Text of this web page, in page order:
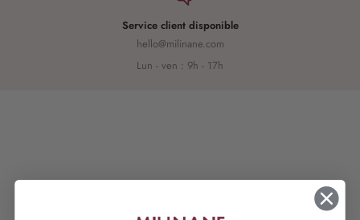
Service client disponible
hello@milinane.com
Lun - ven : 9h - 17h